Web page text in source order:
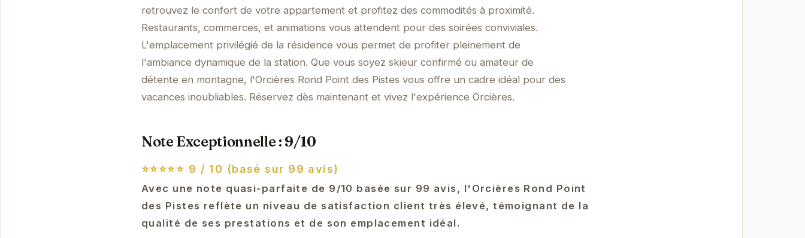
retrouvez le confort de votre appartement et profitez des commodités à proximité.
Restaurants, commerces, et animations vous attendent pour des soirées conviviales.
L'emplacement privilégié de la résidence vous permet de profiter pleinement de
l'ambiance dynamique de la station. Que vous soyez skieur confirmé ou amateur de
détente en montagne, l'Orcières Rond Point des Pistes vous offre un cadre idéal pour des
vacances inoubliables. Réservez dès maintenant et vivez l'expérience Orcières.
Note Exceptionnelle : 9/10
⭐⭐⭐⭐⭐ 9 / 10 (basé sur 99 avis)
Avec une note quasi-parfaite de 9/10 basée sur 99 avis, l'Orcières Rond Point
des Pistes reflète un niveau de satisfaction client très élevé, témoignant de la
qualité de ses prestations et de son emplacement idéal.